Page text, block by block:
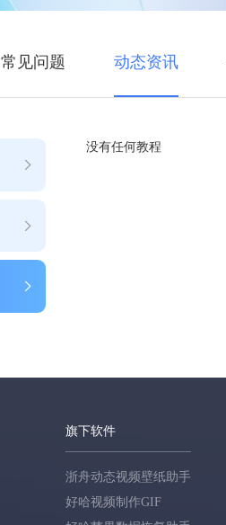
常见问题 动态资讯
没有任何教程
旗下软件
浙舟动态视频壁纸助手
好哈视频制作GIF